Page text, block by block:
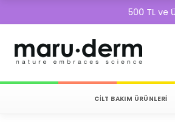
500 TL ve Üzeri
CİLT BAKIM ÜRÜNLERİ